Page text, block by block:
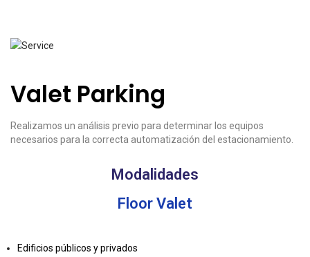
Valet Parking
Realizamos un análisis previo para determinar los equipos
necesarios para la correcta automatización del estacionamiento.
Modalidades
Floor Valet
Edificios públicos y privados